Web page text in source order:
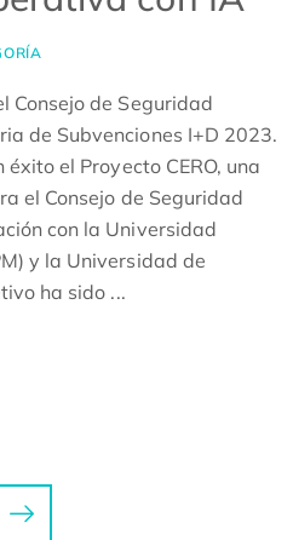
Consejo de Seguridad
de Subvenciones I+D 2023.
el Proyecto CERO, una
el Consejo de Seguridad
con la Universidad
y la Universidad de
ha sido ...